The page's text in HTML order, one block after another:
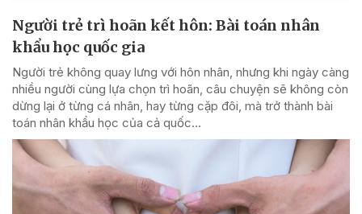
Người trẻ trì hoãn kết hôn: Bài toán nhân
khẩu học quốc gia
Người trẻ không quay lưng với hôn nhân, nhưng khi ngày càng
nhiều người cùng lựa chọn trì hoãn, câu chuyện sẽ không còn
dừng lại ở từng cá nhân, hay từng cặp đôi, mà trở thành bài
toán nhân khẩu học của cả quốc...